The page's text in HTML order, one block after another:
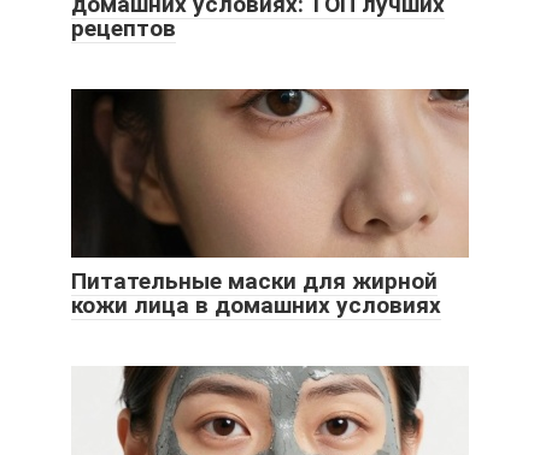
рецептов
Питательные маски для жирной
кожи лица в домашних условиях